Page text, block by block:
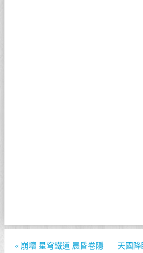
« 崩壞 星穹鐵道 晨昏卷隱
天國降